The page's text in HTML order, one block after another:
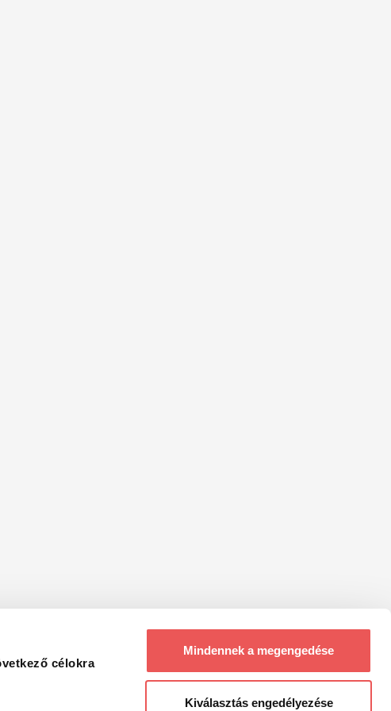
célokra
Mindennek a megengedése
Kiválasztás engedélyezése